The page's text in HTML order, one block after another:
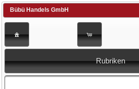
Bübü Handels GmbH
Rubriken